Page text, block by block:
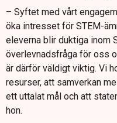
– Syftet med vårt
öka intresset för STEM-
eleverna blir duktiga inom
överlevnadsfråga för oss
är därför väldigt viktig. Vi
resurser, att samverkan
ett uttalat mål och att
hon.